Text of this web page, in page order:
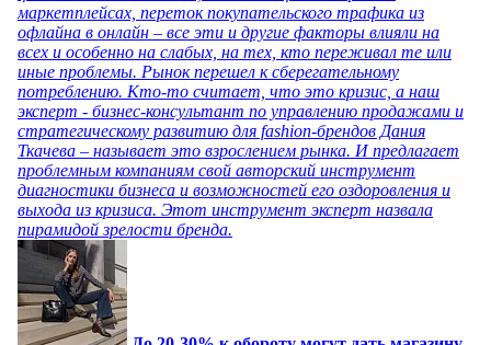
маркетплейсах, переток покупательского трафика из
офлайна в онлайн – все эти и другие факторы влияли на
всех и особенно на слабых, на тех, кто переживал те или
иные проблемы. Рынок перешел к сберегательному
потреблению. Кто-то считает, что это кризис, а наш
эксперт - бизнес-консультант по управлению продажами и
стратегическому развитию для fashion-брендов Дания
Ткачева – называет это взрослением рынка. И предлагает
проблемным компаниям свой авторский инструмент
диагностики бизнеса и возможностей его оздоровления и
выхода из кризиса. Этот инструмент эксперт назвала
пирамидой зрелости бренда.